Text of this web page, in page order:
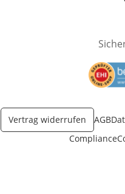
Öffnet
Vertrag widerrufen AGB
Compliance